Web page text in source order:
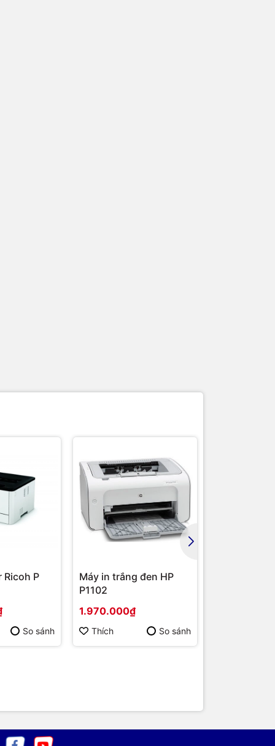
Ricoh P
So sánh
Máy in trắng đen HP
P1102
1.970.000₫
Thích So sánh
dùng
in
lên
tôi
cam kết
nhu cầu